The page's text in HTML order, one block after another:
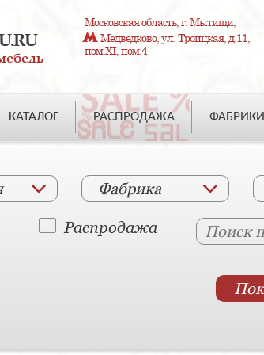
Московская область, г. Мытищи,
Медведково, ул. Троицкая, д.11,
пом.XI, пом.4
КАТАЛОГ РАСПРОДАЖА ФАБРИКИ
Фабрика
Распродажа